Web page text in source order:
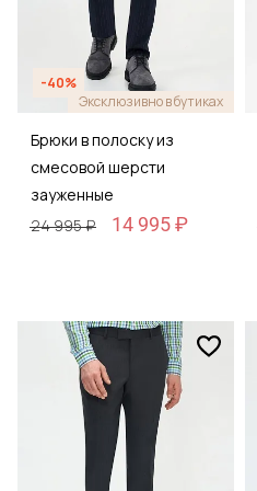
-40%
Эксклюзивно в бутиках
Брюки в полоску из
смесовой шерсти
зауженные
24 995 ₽
14 995 ₽